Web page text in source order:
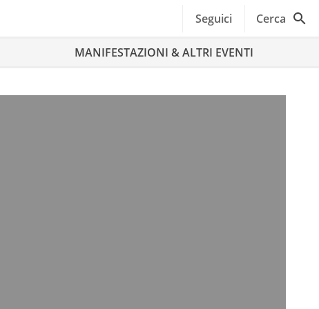
Seguici Cerca
MANIFESTAZIONI & ALTRI EVENTI